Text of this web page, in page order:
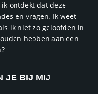
ontdekt dat deze
en vragen. Ik weet
ik niet zo geloofden in
hebben aan een
JE BIJ MIJ